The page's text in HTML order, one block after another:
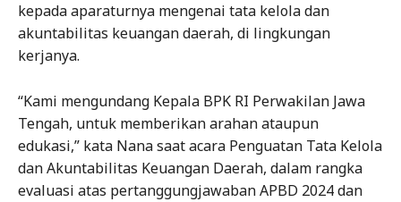
kepada aparaturnya mengenai tata kelola dan
akuntabilitas keuangan daerah, di lingkungan
kerjanya.
“Kami mengundang Kepala BPK RI Perwakilan Jawa
Tengah, untuk memberikan arahan ataupun
edukasi,” kata Nana saat acara Penguatan Tata Kelola
dan Akuntabilitas Keuangan Daerah, dalam rangka
evaluasi atas pertanggungjawaban APBD 2024 dan